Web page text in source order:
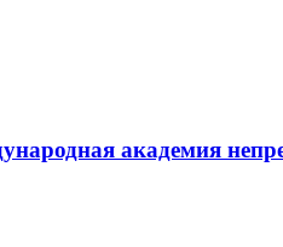
академия